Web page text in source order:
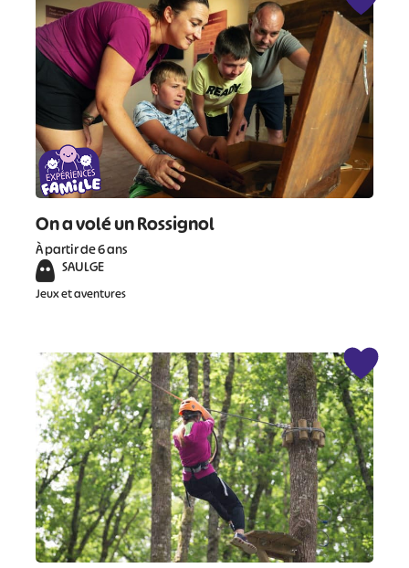
On a volé un Rossignol
À partir de 6 ans
SAULGE
Jeux et aventures